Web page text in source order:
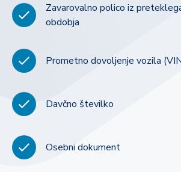
Zavarovalno polico iz
obdobja
Prometno dovoljenje vozila
Davčno številko
Osebni dokument